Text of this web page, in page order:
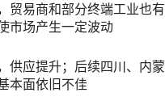
贸易商和部分终端工业也
市场产生一定波动
供应提升；后续四川、内
本面依旧不佳